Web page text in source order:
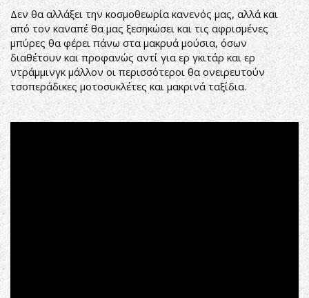
Δεν θα αλλάξει την κοσμοθεωρία κανενός μας, αλλά και
από τον καναπέ θα μας ξεσηκώσει και τις αφρισμένες
μπύρες θα φέρει πάνω στα μακρυά μούσια, όσων
διαθέτουν και προφανώς αντί για ερ γκιτάρ και ερ
ντράμμινγκ μάλλον οι περισσότεροι θα ονειρευτούν
τσοπεράδικες μοτοσυκλέτες και μακρινά ταξίδια.